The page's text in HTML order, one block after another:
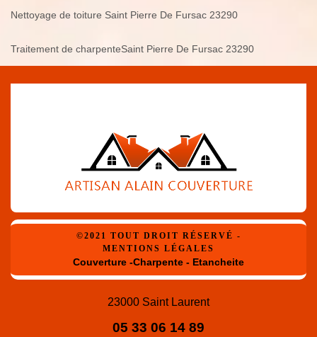
Nettoyage de toiture Saint Pierre De Fursac 23290
Traitement de charpenteSaint Pierre De Fursac 23290
©2021 TOUT DROIT RÉSERVÉ -
MENTIONS LÉGALES
Couverture -Charpente - Etancheite
23000 Saint Laurent
05 33 06 14 89